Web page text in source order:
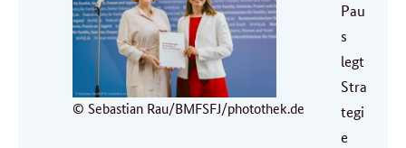
© Sebastian Rau/BMFSFJ/photothek.de
Pau
s
legt
Stra
tegi
e